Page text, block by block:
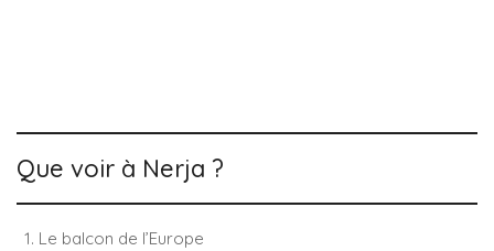
Que voir à Nerja ?
Le balcon de l’Europe